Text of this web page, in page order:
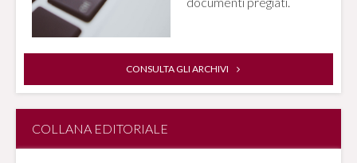
CONSULTA GLI ARCHIVI
COLLANA EDITORIALE